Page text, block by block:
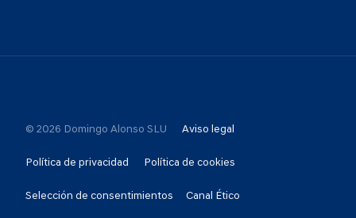
© 2026 Domingo Alonso SLU Aviso legal
Política de privacidad Política de cookies
Selección de consentimientos Canal Ético